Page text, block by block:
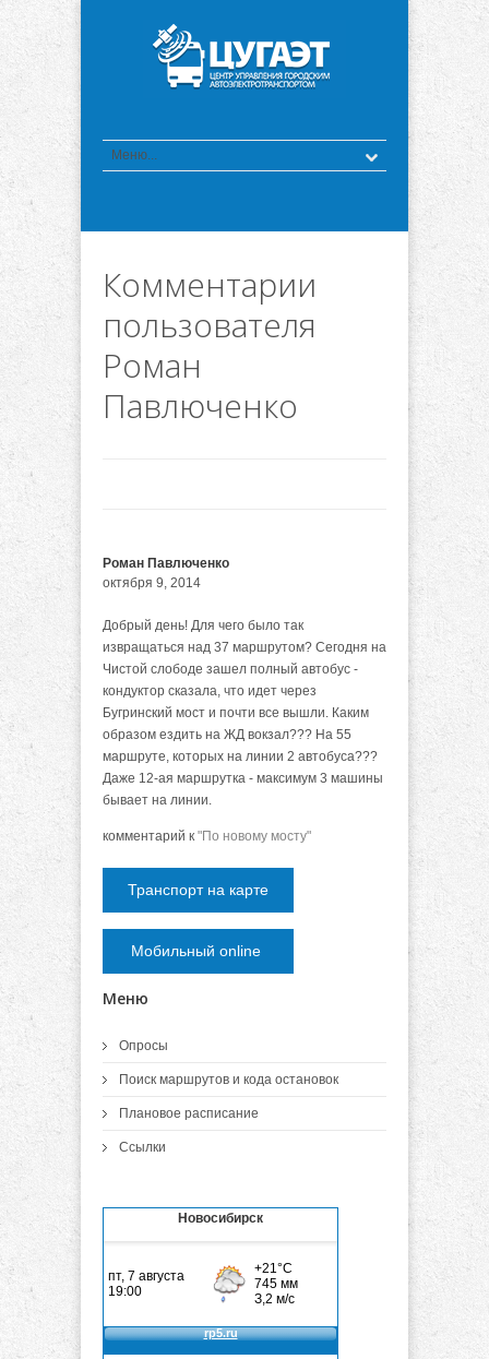
Комментарии
пользователя
Роман
Павлюченко
Роман Павлюченко
октября 9, 2014
Добрый день! Для чего было так
извращаться над 37 маршрутом? Сегодня на
Чистой слободе зашел полный автобус -
кондуктор сказала, что идет через
Бугринский мост и почти все вышли. Каким
образом ездить на ЖД вокзал??? На 55
маршруте, которых на линии 2 автобуса???
Даже 12-ая маршрутка - максимум 3 машины
бывает на линии.
комментарий к "По новому мосту"
Транспорт на карте
Мобильный online
Меню
Опросы
Поиск маршрутов и кода остановок
Плановое расписание
Ссылки
Новосибирск